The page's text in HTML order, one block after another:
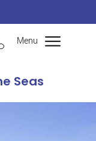
Menu
Seas